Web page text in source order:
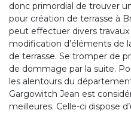
donc primordial de trouver
pour création de terrasse à
peut effectuer divers
modification d’éléments de
de terrasse. Se tromper de
de dommage par la suite.
les alentours du
Gargowitch Jean est
meilleures. Celle-ci dispose